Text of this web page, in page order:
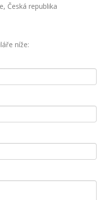
Česká republika
níže: